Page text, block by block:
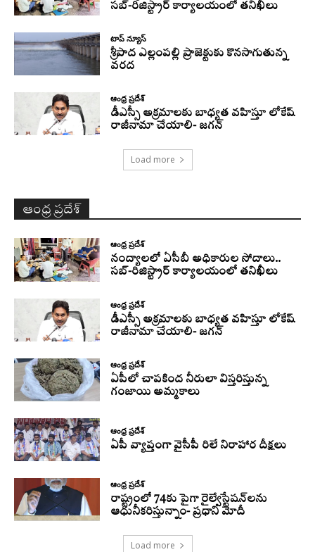
సబ్-రిజిస్ట్రార్ కార్యాలయంలో తనిఖీలు
టాప్ న్యూస్
శ్రీపాద ఎల్లంపల్లి ప్రాజెక్టుకు కొనసాగుతున్న
వరద
ఆంధ్ర ప్రదేశ్
డీఎస్సీ అక్రమాలకు బాధ్యత వహిస్తూ లోకేష్‌
రాజీనామా చేయాలి- జగన్
Load more
ఆంధ్ర ప్రదేశ్
ఆంధ్ర ప్రదేశ్
నంద్యాలలో ఏసీబీ అధికారుల సోదాలు..
సబ్-రిజిస్ట్రార్ కార్యాలయంలో తనిఖీలు
ఆంధ్ర ప్రదేశ్
డీఎస్సీ అక్రమాలకు బాధ్యత వహిస్తూ లోకేష్‌
రాజీనామా చేయాలి- జగన్
ఆంధ్ర ప్రదేశ్
ఏపీలో చాపకింద నీరులా విస్తరిస్తున్న
గంజాయి అమ్మకాలు
ఆంధ్ర ప్రదేశ్
ఏపీ వ్యాప్తంగా వైసీపీ రిలే నిరాహార దీక్షలు
ఆంధ్ర ప్రదేశ్
రాష్ట్రంలో 74కు పైగా రైల్వేస్టేషన్‌లను
ఆధునీకరిస్తున్నాం- ప్రధాని మోదీ
Load more